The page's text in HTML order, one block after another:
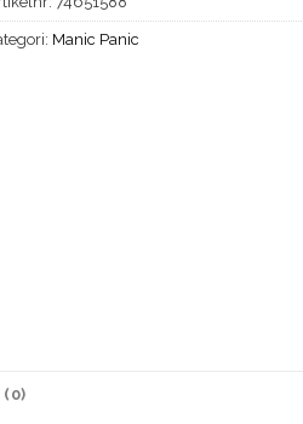
Manic Panic
(0)